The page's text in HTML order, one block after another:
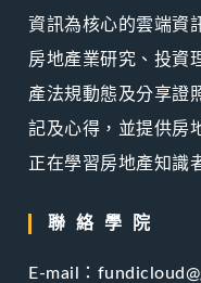
資訊為核心的雲端資
房地產業研究、投資
產法規動態及分享證
記及心得，並提供房
正在學習房地產知識
聯絡學院
E-mail：